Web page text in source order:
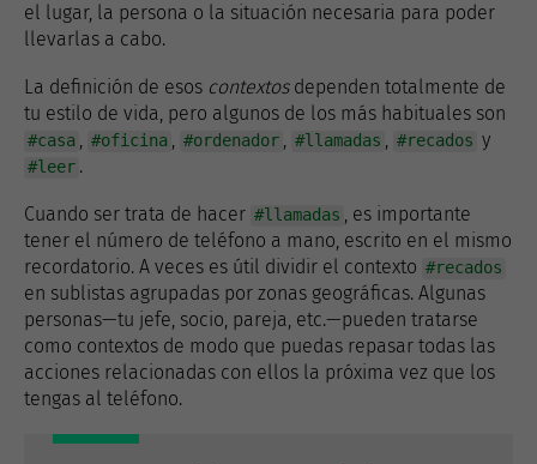
el lugar, la persona o la situación necesaria para poder
llevarlas a cabo.
La definición de esos contextosdependen totalmente de
tu estilo de vida, pero algunos de los más habituales son
#casa , #oficina , #ordenador , #llamadas , #recados y
#leer .
Cuando ser trata de hacer #llamadas , es importante
tener el número de teléfono a mano, escrito en el mismo
recordatorio. A veces es útil dividir el contexto #recados
en sublistas agrupadas por zonas geográficas. Algunas
personas—tu jefe, socio, pareja, etc.—pueden tratarse
como contextos de modo que puedas repasar todas las
acciones relacionadas con ellos la próxima vez que los
tengas al teléfono.